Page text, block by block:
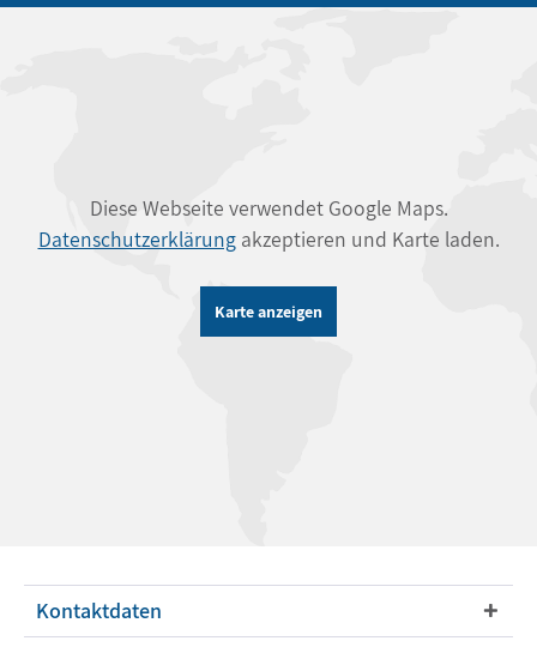
Diese Webseite verwendet Google Maps.
Datenschutzerklärungakzeptieren und Karte laden.
Karte anzeigen
Kontaktdaten